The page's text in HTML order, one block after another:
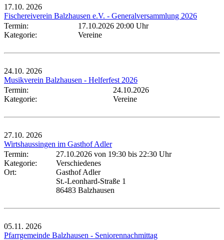
17.10. 2026
Fischereiverein Balzhausen e.V. - Generalversammlung 2026
Termin:
17.10.2026 20:00 Uhr
Kategorie:
Vereine
24.10. 2026
Musikverein Balzhausen - Helferfest 2026
Termin:
24.10.2026
Kategorie:
Vereine
27.10. 2026
Wirtshaussingen im Gasthof Adler
Termin:
27.10.2026 von 19:30 bis 22:30 Uhr
Kategorie:
Verschiedenes
Ort:
Gasthof Adler
St.-Leonhard-Straße 1
86483 Balzhausen
05.11. 2026
Pfarrgemeinde Balzhausen - Seniorennachmittag